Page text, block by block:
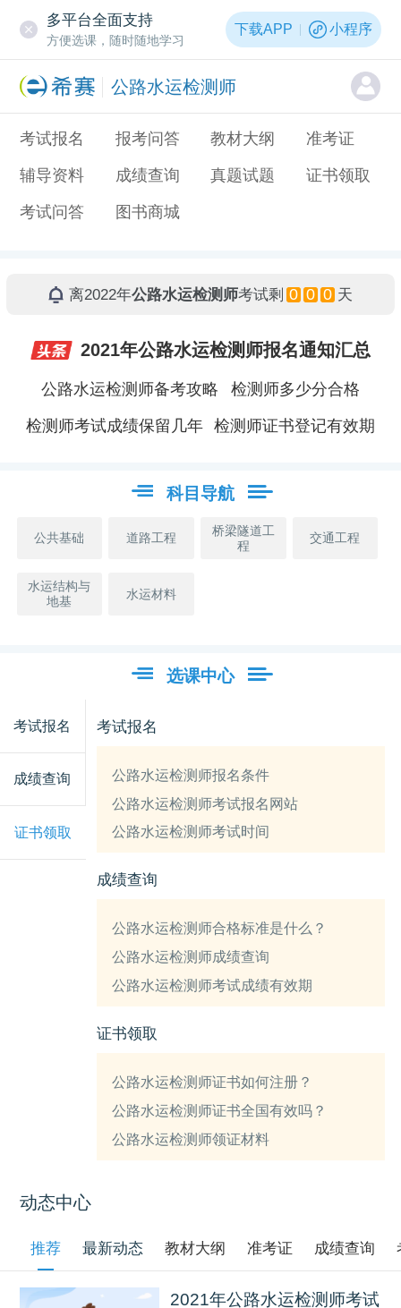
多平台全面支持
方便选课，随时随地学习
下载APP 小程序
公路水运检测师
考试报名 报考问答 教材大纲 准考证
辅导资料 成绩查询 真题试题 证书领取
考试问答 图书商城
离2022年公路水运检测师考试剩 0 0 0 天
2021年公路水运检测师报名通知汇总
公路水运检测师备考攻略 检测师多少分合格
检测师考试成绩保留几年 检测师证书登记有效期
科目导航
公共基础 道路工程
桥梁隧道工
程
交通工程
水运结构与
地基
水运材料
选课中心
考试报名
成绩查询
证书领取
考试报名
公路水运检测师报名条件
公路水运检测师考试报名网站
公路水运检测师考试时间
成绩查询
公路水运检测师合格标准是什么？
公路水运检测师成绩查询
公路水运检测师考试成绩有效期
证书领取
公路水运检测师证书如何注册？
公路水运检测师证书全国有效吗？
公路水运检测师领证材料
动态中心
推荐 最新动态 教材大纲 准考证 成绩查询
2021年公路水运检测师考试